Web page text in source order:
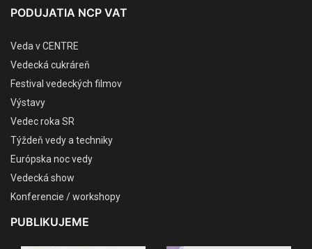
PODUJATIA NCP VAT
Veda v CENTRE
Vedecká cukráreň
Festival vedeckých filmov
Výstavy
Vedec roka SR
Týždeň vedy a techniky
Európska noc vedy
Vedecká show
Konferencie / workshopy
PUBLIKUJEME